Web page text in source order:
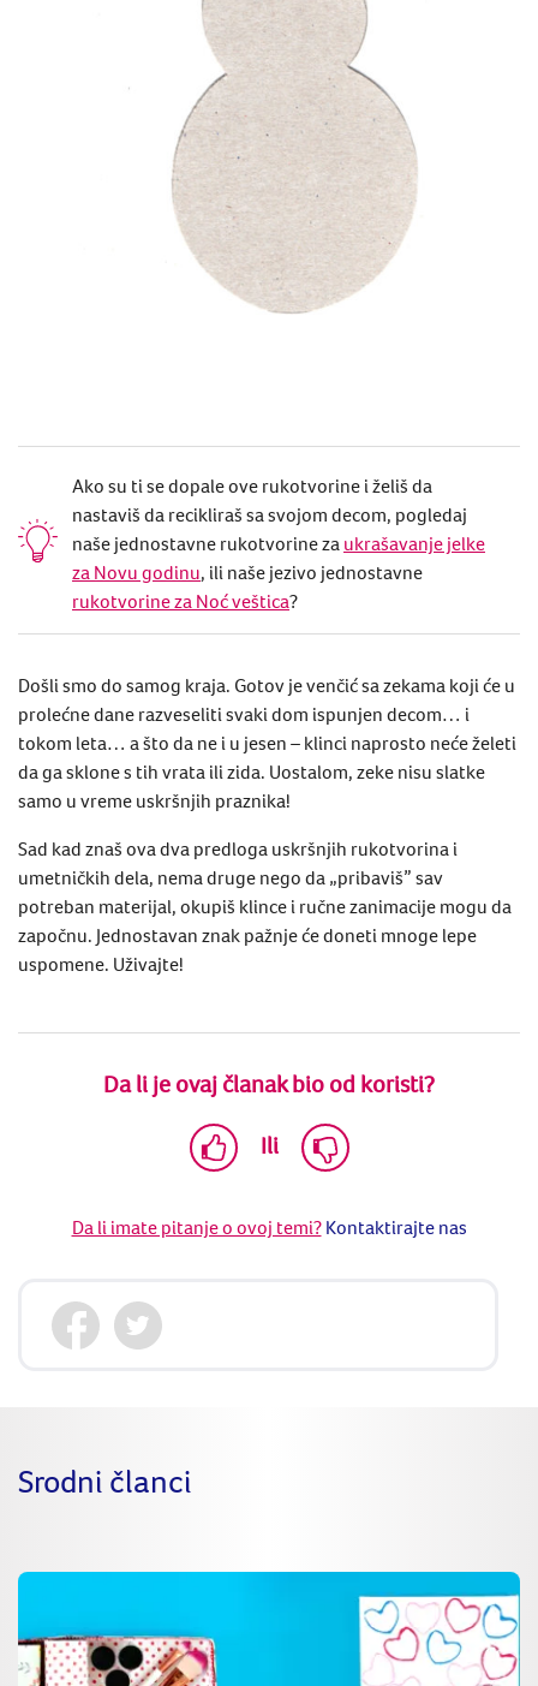
Ako su ti se dopale ove rukotvorine i želiš da
nastaviš da recikliraš sa svojom decom, pogledaj
naše jednostavne rukotvorine za ukrašavanje jelke
za Novu godinu, ili naše jezivo jednostavne
rukotvorine za Noć veštica?
Došli smo do samog kraja. Gotov je venčić sa zekama koji će u
prolećne dane razveseliti svaki dom ispunjen decom… i
tokom leta… a što da ne i u jesen – klinci naprosto neće želeti
da ga sklone s tih vrata ili zida. Uostalom, zeke nisu slatke
samo u vreme uskršnjih praznika!
Sad kad znaš ova dva predloga uskršnjih rukotvorina i
umetničkih dela, nema druge nego da „pribaviš” sav
potreban materijal, okupiš klince i ručne zanimacije mogu da
započnu. Jednostavan znak pažnje će doneti mnoge lepe
uspomene. Uživajte!
Da li je ovaj članak bio od koristi?
Ili
Da li imate pitanje o ovoj temi?Kontaktirajte nas
Srodni članci